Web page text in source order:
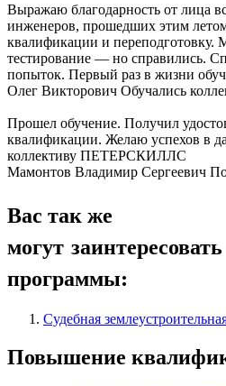
Выражаю благодарность от лица
инженеров, прошедших этим
квалификации и переподготовку.
тестирование — но справились.
попыток. Первый раз в жизни
Олег Викторович Обучались
Прошел обучение. Получил
квалификации. Желаю успехов в
коллективу ПЕТЕРСКИЛЛС
Мамонтов Владимир Сергеевич
Вас так же
могут
программы:
Судебная
Повышение